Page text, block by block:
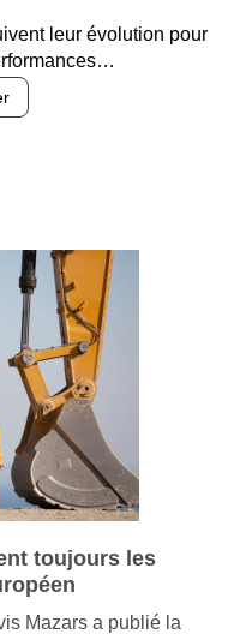
leur évolution pour
toujours les
Mazars a publié la